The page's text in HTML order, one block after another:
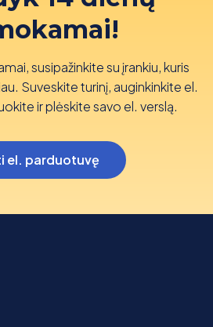
susipažinkite su įrankiu, kuris
Suveskite turinį, auginkinkite el.
ir plėskite savo el. verslą.
el. parduotuvę